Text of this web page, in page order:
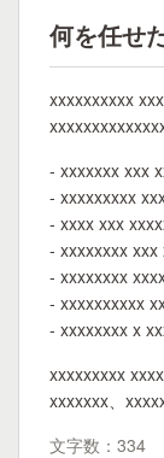
何を任せ
xxxxxxxxxx
- xxxxxxx xxx
- xxxxxxxxx
- xxxx xxx
- xxxxxxxx xxx
- xxxxxxxx
- xxxxxxxxxx
- xxxxxxxx x
xxxxxxxxx
xxxxxxx、
文字数：334